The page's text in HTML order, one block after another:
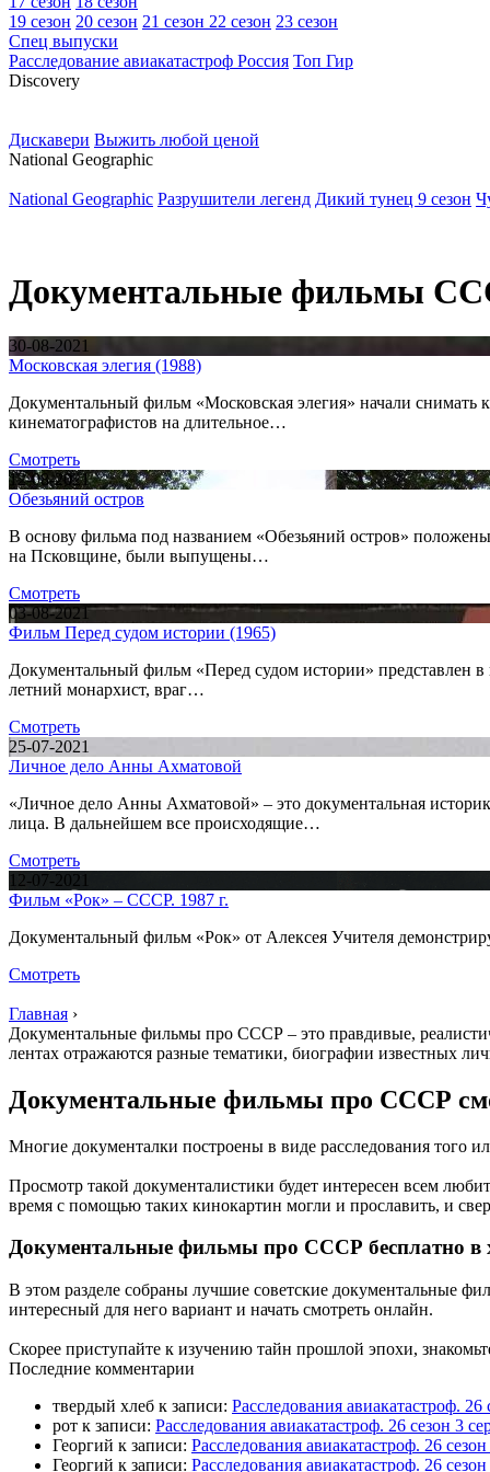
19 сезон 20 сезон 21 сезон 22 сезон 23 сезон
Спец выпуски
Расследование авиакатастроф Россия Топ Гир
Discovery
Дискавери Выжить любой ценой
National Geographic
National Geographic Разрушители легенд Дикий тунец 9 сезон
Документальные фильмы
30-08-2021
Московская элегия (1988)
Документальный фильм «Московская элегия» начали снимать
кинематографистов на длительное…
Смотреть
12-08-2021
Обезьяний остров
В основу фильма под названием «Обезьяний остров»
на Псковщине, были выпущены…
Смотреть
03-08-2021
Фильм Перед судом истории (1965)
Документальный фильм «Перед судом истории» представлен
летний монархист, враг…
Смотреть
25-07-2021
Личное дело Анны Ахматовой
«Личное дело Анны Ахматовой» – это документальная
лица. В дальнейшем все происходящие…
Смотреть
12-07-2021
Фильм «Рок» – СССР. 1987 г.
Документальный фильм «Рок» от Алексея Учителя
Смотреть
Главная ›
Документальные фильмы про СССР – это правдивые,
лентах отражаются разные тематики, биографии известных
Документальные фильмы про СССР
Многие документалки построены в виде расследования того
Просмотр такой документалистики будет интересен всем
время с помощью таких кинокартин могли и прославить, и
Документальные фильмы про СССР бесплатно в
В этом разделе собраны лучшие советские документальные
интересный для него вариант и начать смотреть онлайн.
Скорее приступайте к изучению тайн прошлой эпохи,
Последние комментарии
твердый хлеб к записи: Расследования авиакатастроф.
рот к записи: Расследования авиакатастроф. 26 сезон 3
Георгий к записи: Расследования авиакатастроф. 26
Георгий к записи: Расследования авиакатастроф. 26